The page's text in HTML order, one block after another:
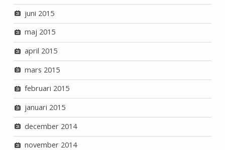
juni 2015
maj 2015
april 2015
mars 2015
februari 2015
januari 2015
december 2014
november 2014